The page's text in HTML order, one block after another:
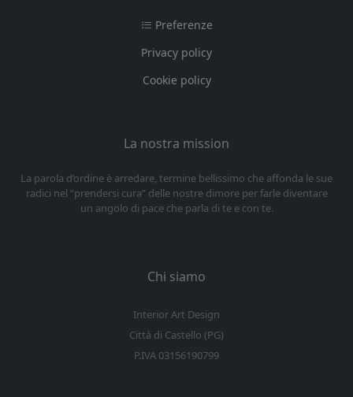
Preferenze
Privacy policy
Cookie policy
La nostra mission
La parola d’ordine è arredare, termine bellissimo che affonda le sue
radici nel “prendersi cura” delle nostre dimore per farle diventare
un angolo di pace che parla di te e con te.
Chi siamo
Interior Art Design
Città di Castello (PG)
P.IVA 03156190799